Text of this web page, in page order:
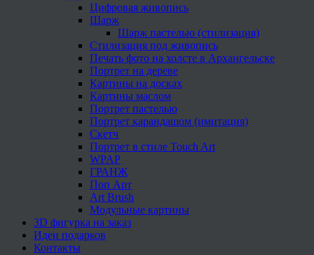
Цифровая живопись
Шарж
Шарж пастелью (стилизация)
Стилизация под живопись
Печать фото на холсте в Архангельске
Портрет на дереве
Картины на досках
Картины маслом
Портрет пастелью
Портрет карандашом (имитация)
Скетч
Портрет в стиле Touch Art
WPAP
ГРАНЖ
Поп Арт
Art Brush
Модульные картины
3D фигурка на заказ
Идеи подарков
Контакты